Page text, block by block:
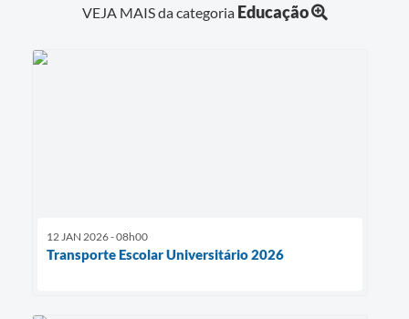
VEJA MAIS da categoria Educação
12 JAN 2026 - 08h00
Transporte Escolar Universitário 2026